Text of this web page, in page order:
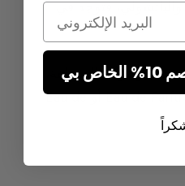
والباتشولي، فتوجد في
التركيزات المختلفة،
لذا قد تُفضّل المستخلص على Eau de Parfum أو Eau de
بي